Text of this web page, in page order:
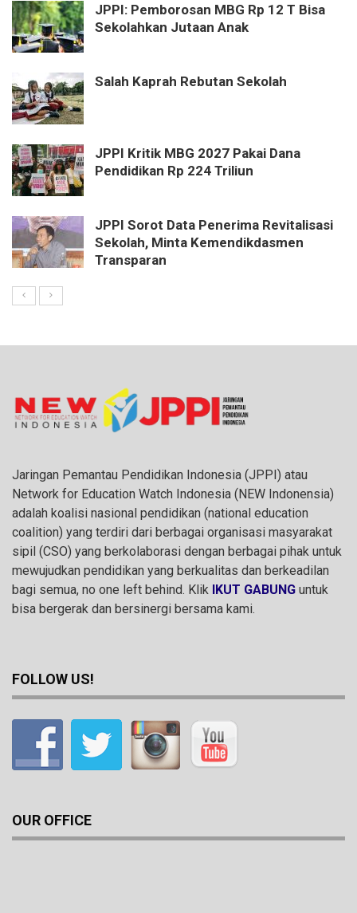
JPPI: Pemborosan MBG Rp 12 T Bisa
Sekolahkan Jutaan Anak
Salah Kaprah Rebutan Sekolah
JPPI Kritik MBG 2027 Pakai Dana
Pendidikan Rp 224 Triliun
JPPI Sorot Data Penerima Revitalisasi
Sekolah, Minta Kemendikdasmen
Transparan
Jaringan Pemantau Pendidikan Indonesia (JPPI) atau
Network for Education Watch Indonesia (NEW Indonensia)
adalah koalisi nasional pendidikan (national education
coalition) yang terdiri dari berbagai organisasi masyarakat
sipil (CSO) yang berkolaborasi dengan berbagai pihak untuk
mewujudkan pendidikan yang berkualitas dan berkeadilan
bagi semua, no one left behind. Klik IKUT GABUNG untuk
bisa bergerak dan bersinergi bersama kami.
FOLLOW US!
OUR OFFICE